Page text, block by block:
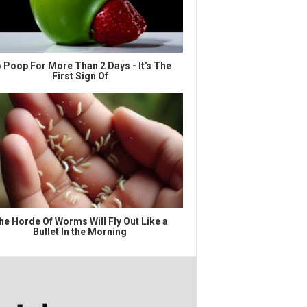
Poop For More Than 2 Days - It's The
First Sign Of
Horde Of Worms Will Fly Out Like a
Bullet In the Morning